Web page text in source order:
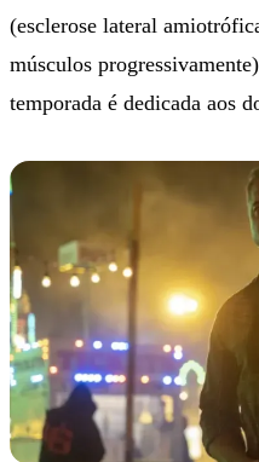
(esclerose lateral
músculos
temporada é dedicada aos